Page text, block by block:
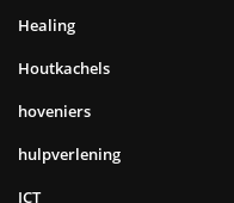
Healing
Houtkachels
hoveniers
hulpverlening
ICT